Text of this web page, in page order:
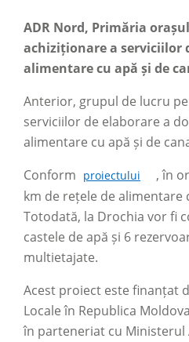
ADR Nord, Primăria
achiziționare a serviciilor
alimentare cu apă și de
Anterior, grupul de lucru
serviciilor de elaborare a
alimentare cu apă și de
Conform proiectului
, în
km de rețele de alimentare
Totodată, la Drochia vor fi
castele de apă și 6
multietajate.
Acest proiect este finanțat
Locale în Republica
în parteneriat cu Ministerul